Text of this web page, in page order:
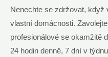
Nenechte se zdržovat,
vlastní domácnosti.
profesionálové se okamžitě
24 hodin denně, 7 dní v